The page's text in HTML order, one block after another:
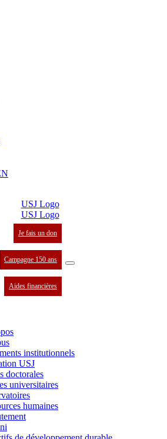
Je fais un don
Campagne 150 ans
Aides financières
institutionnels
USJ
doctorales
universitaires
humaines